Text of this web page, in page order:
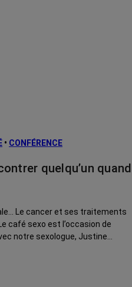
• CONFÉRENCE
quelqu’un quand
Le cancer et ses traitements
café sexo est l’occasion de
notre sexologue, Justine
et quand annoncer sa